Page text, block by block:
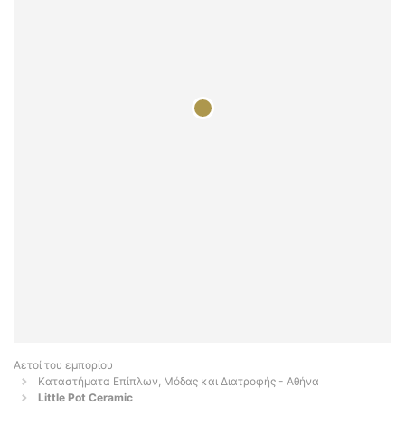
Αετοί του εμπορίου
Καταστήματα Επίπλων, Μόδας και Διατροφής - Αθήνα
Little Pot Ceramic